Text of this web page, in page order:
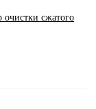
сжатого